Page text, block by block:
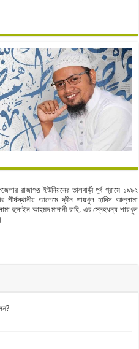
রাজাগঞ্জ ইউনিয়নের তালবাড়ী পূর্ব গ্রামে ১৯৯২
শীর্ষস্থানীয় আলেমে দ্বীন শায়খুল হাদিস আল্লামা
হুসাইন আহমদ মাদানী রাহি. এর স্নেহধন্য শায়খুল